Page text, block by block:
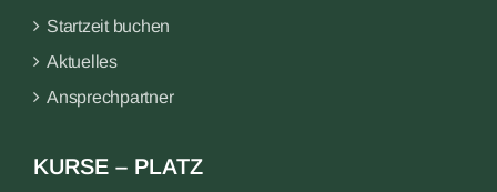
Startzeit buchen
Aktuelles
Ansprechpartner
KURSE – PLATZ